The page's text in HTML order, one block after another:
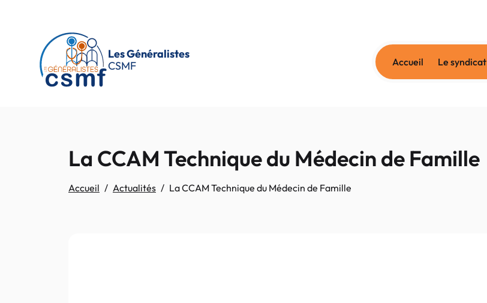
Les Généralistes
CSMF
Accueil Le syndicat
La CCAM Technique du Médecin de Famille
Accueil Actualités La CCAM Technique du Médecin de Famille